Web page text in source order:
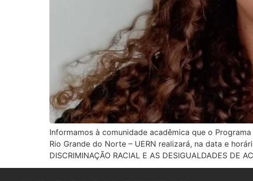
Informamos à comunidade acadêmica que o
Rio Grande do Norte – UERN realizará, na data e
DISCRIMINAÇÃO RACIAL E AS DESIGUALDADES DE